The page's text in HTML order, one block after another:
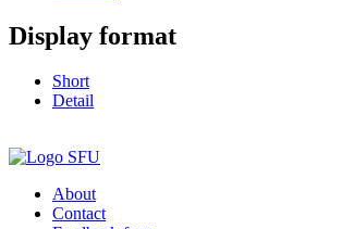
Display format
Short
Detail
About
Contact